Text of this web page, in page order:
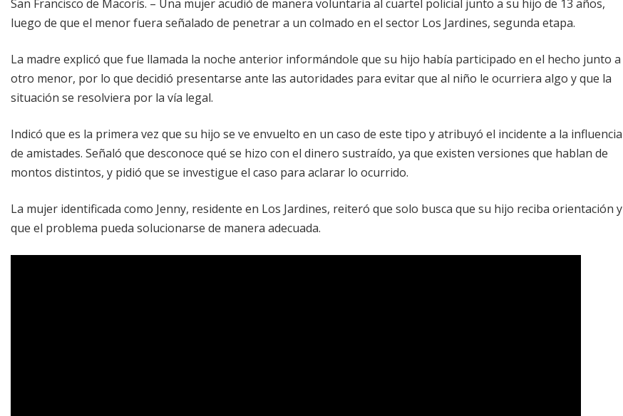
San Francisco de Macorís. – Una mujer acudió de manera voluntaria al cuartel policial junto a su hijo de 13 años,
luego de que el menor fuera señalado de penetrar a un colmado en el sector Los Jardines, segunda etapa.
La madre explicó que fue llamada la noche anterior informándole que su hijo había participado en el hecho junto a
otro menor, por lo que decidió presentarse ante las autoridades para evitar que al niño le ocurriera algo y que la
situación se resolviera por la vía legal.
Indicó que es la primera vez que su hijo se ve envuelto en un caso de este tipo y atribuyó el incidente a la influencia
de amistades. Señaló que desconoce qué se hizo con el dinero sustraído, ya que existen versiones que hablan de
montos distintos, y pidió que se investigue el caso para aclarar lo ocurrido.
La mujer identificada como Jenny, residente en Los Jardines, reiteró que solo busca que su hijo reciba orientación y
que el problema pueda solucionarse de manera adecuada.